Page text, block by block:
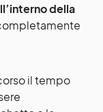
della
il tempo